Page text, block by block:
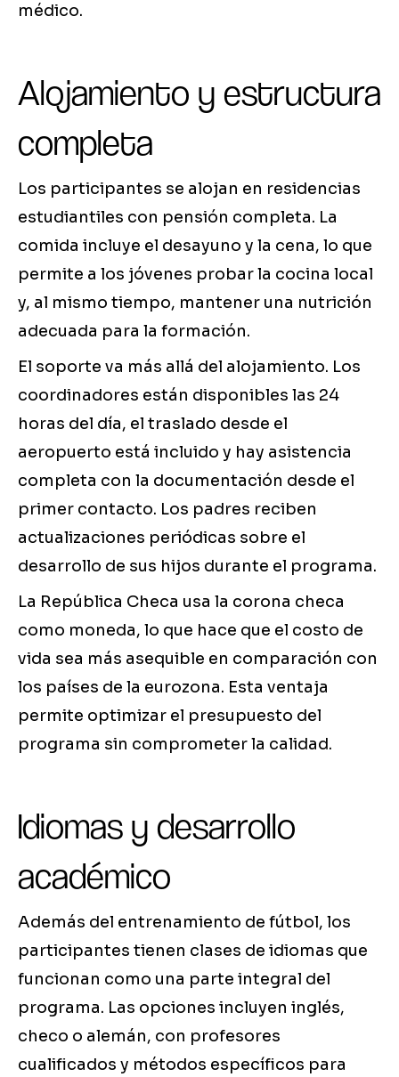
médico.
Alojamiento y estructura
completa
Los participantes se alojan en residencias
estudiantiles con pensión completa. La
comida incluye el desayuno y la cena, lo que
permite a los jóvenes probar la cocina local
y, al mismo tiempo, mantener una nutrición
adecuada para la formación.
El soporte va más allá del alojamiento. Los
coordinadores están disponibles las 24
horas del día, el traslado desde el
aeropuerto está incluido y hay asistencia
completa con la documentación desde el
primer contacto. Los padres reciben
actualizaciones periódicas sobre el
desarrollo de sus hijos durante el programa.
La República Checa usa la corona checa
como moneda, lo que hace que el costo de
vida sea más asequible en comparación con
los países de la eurozona. Esta ventaja
permite optimizar el presupuesto del
programa sin comprometer la calidad.
Idiomas y desarrollo
académico
Además del entrenamiento de fútbol, los
participantes tienen clases de idiomas que
funcionan como una parte integral del
programa. Las opciones incluyen inglés,
checo o alemán, con profesores
cualificados y métodos específicos para